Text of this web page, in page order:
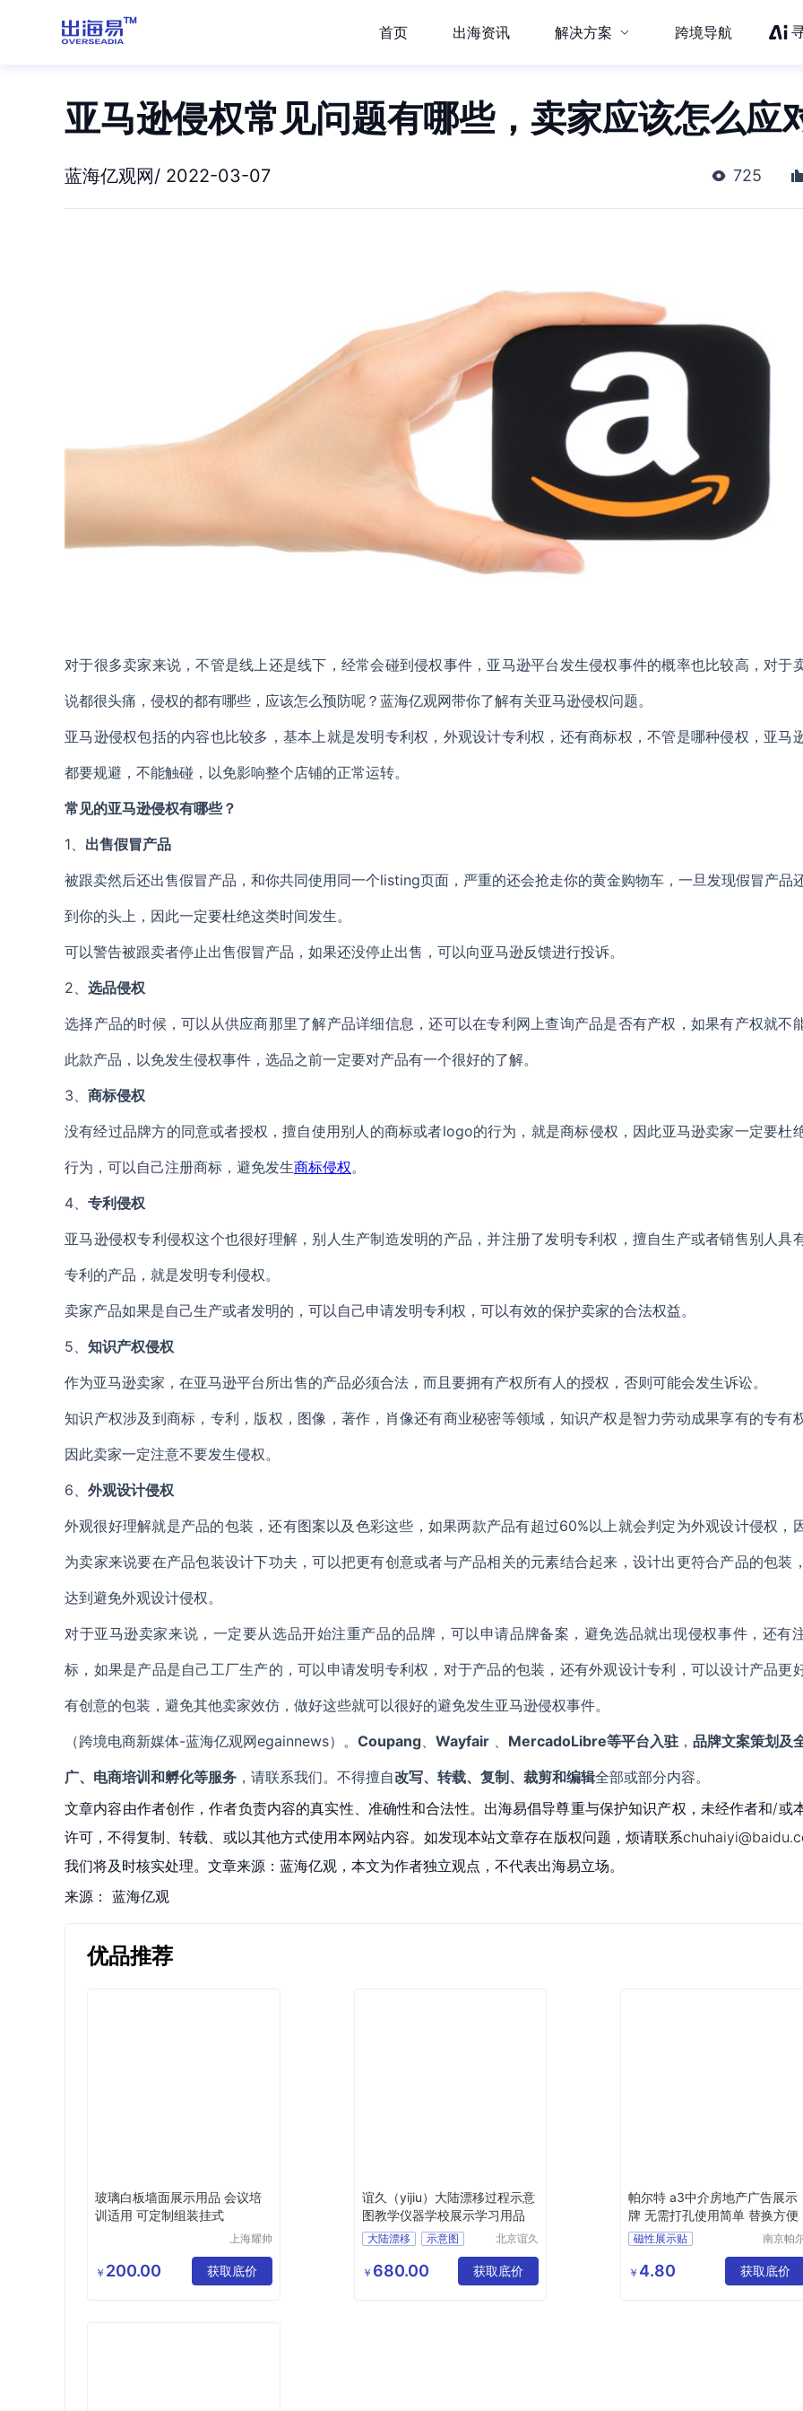
首页 出海资讯 解决方案 跨境导航
亚马逊侵权常见问题有哪些，卖家应该怎么应
蓝海亿观网/ 2022-03-07 725
对于很多卖家来说，不管是线上还是线下，经常会碰到侵权事件，亚马逊平台发生侵权事件的概率也比较高，对于
说都很头痛，侵权的都有哪些，应该怎么预防呢？蓝海亿观网带你了解有关亚马逊侵权问题。
亚马逊侵权包括的内容也比较多，基本上就是发明专利权，外观设计专利权，还有商标权，不管是哪种侵权，亚马
都要规避，不能触碰，以免影响整个店铺的正常运转。
常见的亚马逊侵权有哪些？
1、 出售假冒产品
被跟卖然后还出售假冒产品，和你共同使用同一个listing页面，严重的还会抢走你的黄金购物车，一旦发现假冒产品
到你的头上，因此一定要杜绝这类时间发生。
可以警告被跟卖者停止出售假冒产品，如果还没停止出售，可以向亚马逊反馈进行投诉。
2、 选品侵权
选择产品的时候，可以从供应商那里了解产品详细信息，还可以在专利网上查询产品是否有产权，如果有产权就不
此款产品，以免发生侵权事件，选品之前一定要对产品有一个很好的了解。
3、 商标侵权
没有经过品牌方的同意或者授权，擅自使用别人的商标或者logo的行为，就是商标侵权，因此亚马逊卖家一定要杜
行为，可以自己注册商标，避免发生商标侵权。
4、 专利侵权
亚马逊侵权专利侵权这个也很好理解，别人生产制造发明的产品，并注册了发明专利权，擅自生产或者销售别人具
专利的产品，就是发明专利侵权。
卖家产品如果是自己生产或者发明的，可以自己申请发明专利权，可以有效的保护卖家的合法权益。
5、 知识产权侵权
作为亚马逊卖家，在亚马逊平台所出售的产品必须合法，而且要拥有产权所有人的授权，否则可能会发生诉讼。
知识产权涉及到商标，专利，版权，图像，著作，肖像还有商业秘密等领域，知识产权是智力劳动成果享有的专有
因此卖家一定注意不要发生侵权。
6、 外观设计侵权
外观很好理解就是产品的包装，还有图案以及色彩这些，如果两款产品有超过60%以上就会判定为外观设计侵权，
为卖家来说要在产品包装设计下功夫，可以把更有创意或者与产品相关的元素结合起来，设计出更符合产品的包装
达到避免外观设计侵权。
对于亚马逊卖家来说，一定要从选品开始注重产品的品牌，可以申请品牌备案，避免选品就出现侵权事件，还有
标，如果是产品是自己工厂生产的，可以申请发明专利权，对于产品的包装，还有外观设计专利，可以设计产品更
有创意的包装，避免其他卖家效仿，做好这些就可以很好的避免发生亚马逊侵权事件。
（跨境电商新媒体-蓝海亿观网egainnews）。 Coupang、 Wayfair 、 MercadoLibre等平台入驻 ， 品牌文案策划及
广、电商培训和孵化等服务 ，请联系我们。不得擅自改写、转载、复制、裁剪和编辑全部或部分内容。
文章内容由作者创作，作者负责内容的真实性、准确性和合法性。出海易倡导尊重与保护知识产权，未经作者和/或
许可，不得复制、转载、或以其他方式使用本网站内容。如发现本站文章存在版权问题，烦请联系
我们将及时核实处理。文章来源：蓝海亿观，本文为作者独立观点，不代表出海易立场。
来源： 蓝海亿观
优品推荐
玻璃白板墙面展示用品 会议培
训适用 可定制组装挂式
上海耀帅
有限公司
￥ 200.00 获取底价
谊久（yijiu）大陆漂移过程示意
图教学仪器学校展示学习用品
大陆漂移
示意图
学习用品
北京谊久
公司
￥ 680.00 获取底价
帕尔特 a3中介房地产广告展示
牌 无需打孔使用简单 替换方便
磁性展示贴
南京帕
备有限公
司
￥ 4.80 获取底价